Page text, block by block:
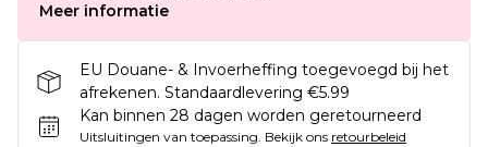
Meer informatie
EU Douane- & Invoerheffing toegevoegd bij het
afrekenen. Standaardlevering €5.99
Kan binnen 28 dagen worden geretourneerd
Uitsluitingen van toepassing. Bekijk ons retourbeleid